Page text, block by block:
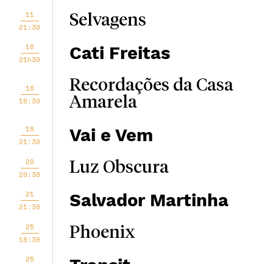
11
21:30
Selvagens
16
21h30
Cati Freitas
18
18:30
Recordações da Casa
Amarela
18
21:30
Vai e Vem
20
20:30
Luz Obscura
21
21:30
Salvador Martinha
25
18:30
Phoenix
25